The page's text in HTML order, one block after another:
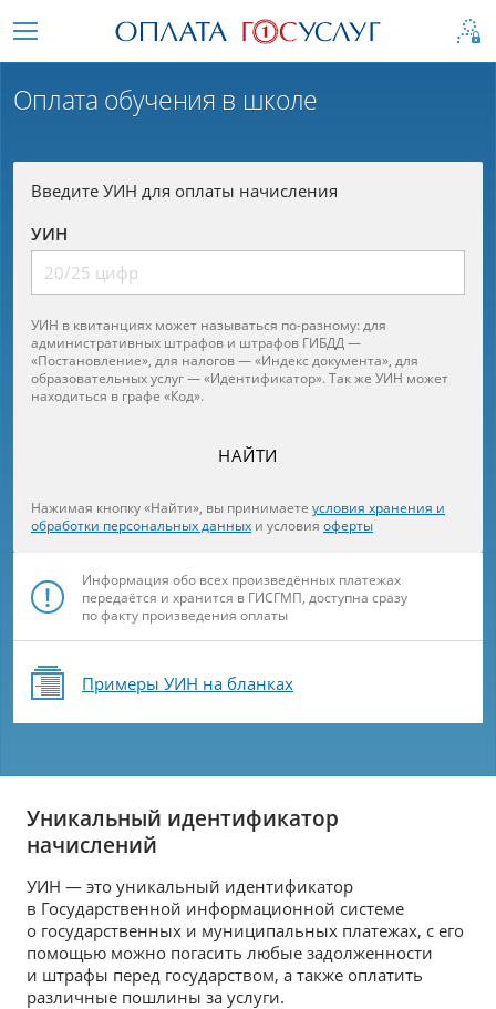
Оплата обучения в школе
Введите УИН для оплаты начисления
УИН
УИН в квитанциях может называться по-разному: для
административных штрафов и штрафов ГИБДД —
«Постановление», для налогов — «Индекс документа», для
образовательных услуг — «Идентификатор». Так же УИН может
находиться в графе «Код».
НАЙТИ
Нажимая кнопку «Найти», вы принимаете условия хранения и
обработки персональных данных и условия оферты
Информация обо всех произведённых платежах
передаётся и хранится в ГИСГМП, доступна сразу
по факту произведения оплаты
Примеры УИН на бланках
Уникальный идентификатор
начислений
УИН — это уникальный идентификатор
в Государственной информационной системе
о государственных и муниципальных платежах, с его
помощью можно погасить любые задолженности
и штрафы перед государством, а также оплатить
различные пошлины за услуги.